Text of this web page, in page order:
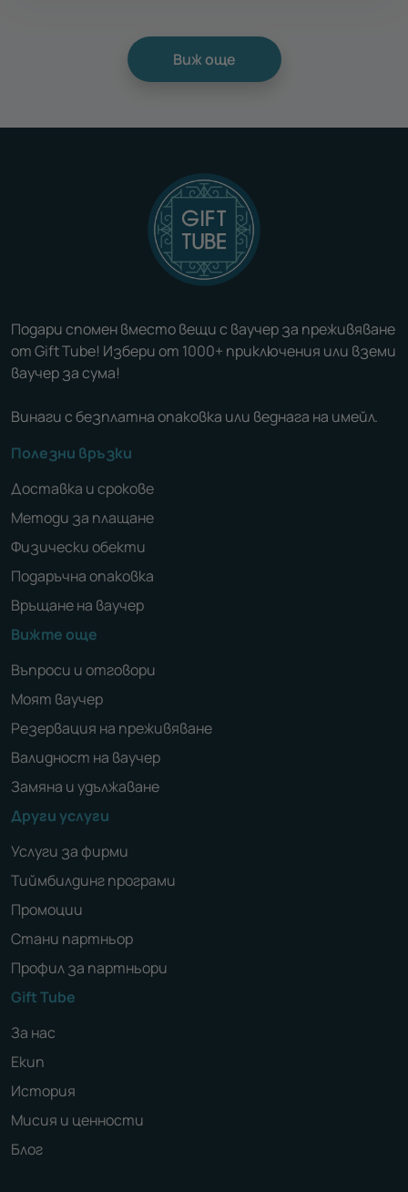
Виж още
Подари спомен вместо вещи с ваучер за преживяване
от Gift Tube! Избери от 1000+ приключения или вземи
ваучер за сума!
Винаги с безплатна опаковка или веднага на имейл.
Полезни връзки
Доставка и срокове
Методи за плащане
Физически обекти
Подаръчна опаковка
Връщане на ваучер
Вижте още
Въпроси и отговори
Моят ваучер
Резервация на преживяване
Валидност на ваучер
Замяна и удължаване
Други услуги
Услуги за фирми
Тиймбилдинг програми
Промоции
Стани партньор
Профил за партньори
Gift Tube
За нас
Екип
История
Мисия и ценности
Блог